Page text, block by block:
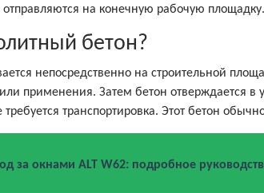
на конечную рабочую площадку.
бетон?
непосредственно на строительной
применения. Затем бетон отверждается
транспортировка. Этот бетон
за окнами ALT W62: подробное